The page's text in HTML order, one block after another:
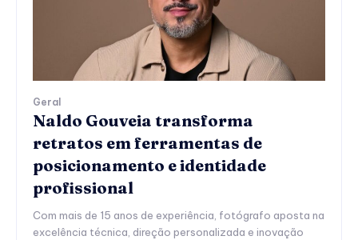
Geral
Naldo Gouveia transforma
retratos em ferramentas de
posicionamento e identidade
profissional
Com mais de 15 anos de experiência, fotógrafo aposta na
excelência técnica, direção personalizada e inovação